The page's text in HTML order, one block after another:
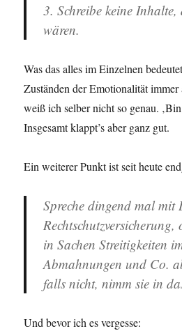
3. Schreibe keine
wären.
Was das alles im Einzelnen
Zuständen der Emotionalität immer
weiß ich selber nicht so genau.
Insgesamt klappt’s aber ganz gut.
Ein weiterer Punkt ist seit heute
Spreche dingend mal mit
in Sachen Streitigkeiten
Abmahnungen und Co.
falls nicht, nimm sie in
Und bevor ich es vergesse: